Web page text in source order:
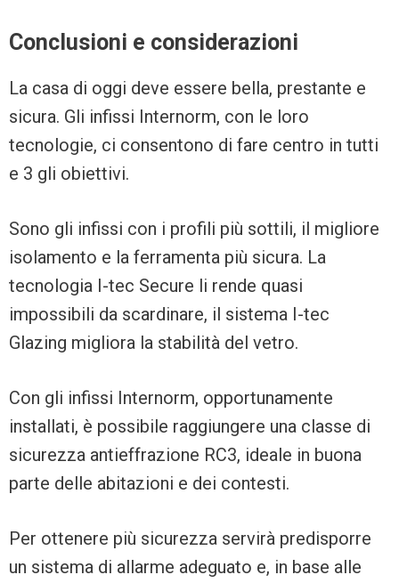
Conclusioni e considerazioni
La casa di oggi deve essere bella, prestante e
sicura. Gli infissi Internorm, con le loro
tecnologie, ci consentono di fare centro in tutti
e 3 gli obiettivi.
Sono gli infissi con i profili più sottili, il migliore
isolamento e la ferramenta più sicura. La
tecnologia I-tec Secure li rende quasi
impossibili da scardinare, il sistema I-tec
Glazing migliora la stabilità del vetro.
Con gli infissi Internorm, opportunamente
installati, è possibile raggiungere una classe di
sicurezza antieffrazione RC3, ideale in buona
parte delle abitazioni e dei contesti.
Per ottenere più sicurezza servirà predisporre
un sistema di allarme adeguato e, in base alle